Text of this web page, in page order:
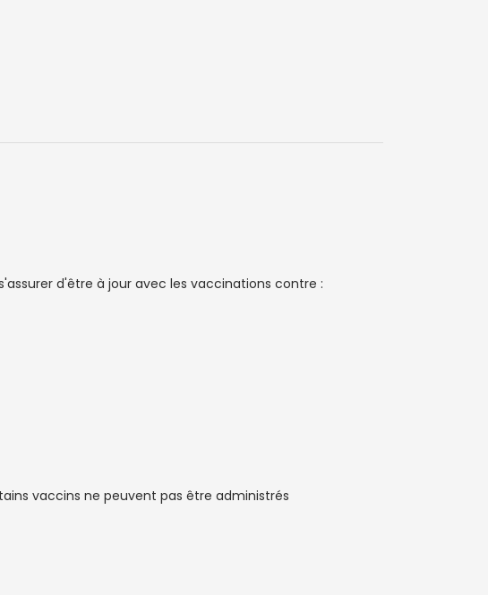
d'être à jour avec les vaccinations contre :
vaccins ne peuvent pas être administrés